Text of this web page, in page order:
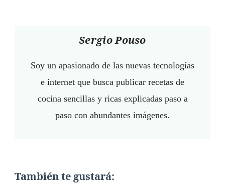
Sergio Pouso
Soy un apasionado de las nuevas tecnologías
e internet que busca publicar recetas de
cocina sencillas y ricas explicadas paso a
paso con abundantes imágenes.
También te gustará: